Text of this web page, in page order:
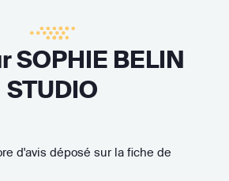
SOPHIE BELIN
STUDIO
d'avis déposé sur la fiche de